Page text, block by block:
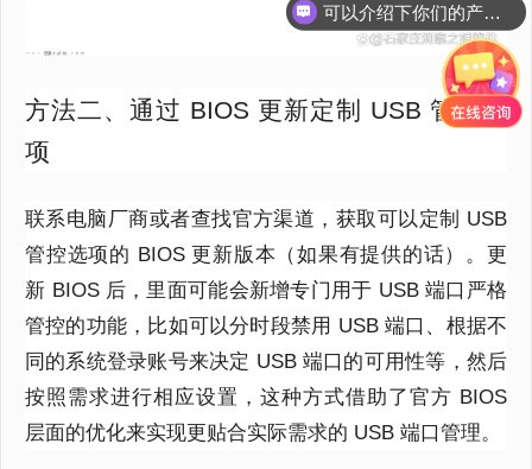
方法二、通过 BIOS 更新定制 USB 管控选
项
联系电脑厂商或者查找官方渠道，获取可以定制 USB
管控选项的 BIOS 更新版本（如果有提供的话）。更
新 BIOS 后，里面可能会新增专门用于 USB 端口严格
管控的功能，比如可以分时段禁用 USB 端口、根据不
同的系统登录账号来决定 USB 端口的可用性等，然后
按照需求进行相应设置，这种方式借助了官方 BIOS
层面的优化来实现更贴合实际需求的 USB 端口管理。
可以介绍下你们的产品么？